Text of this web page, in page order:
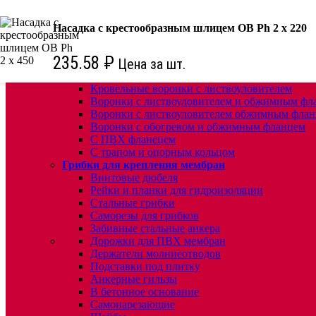
КРЕПЕЖ:
Для кровли
Водосточные воронки
Комплектующие для кровельных воронок
Ремонтные кровельные воронки
Кровельные воронки с листвоуловителем
Воронки с листвоуловителем и обжимным
Воронки с листвоуловителем обжимным
Воронки с обогревом и обжимным фланцем
С ПВХ фланецем
С трапом и опорным кольцом
Грибки для крепления мембран
Винтовые дюбеля
Рейки и планки для гидроизоляции
Стальные грибки
Саморезы для грибков
Забивные стальные анкера
Дорожки для ПВХ мембран
Держатели молниеотводов
Подставки под плитку
Анкерные гильзы
В бетонное основание
Самонарезающие
Насадка с крестообразным шлицем OB Ph 2 x 220
235.58 ₽ Цена за шт.